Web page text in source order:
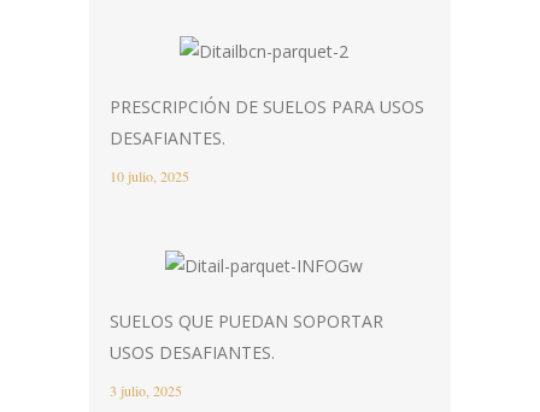
PRESCRIPCIÓN DE SUELOS PARA USOS
DESAFIANTES.
10 julio, 2025
SUELOS QUE PUEDAN SOPORTAR
USOS DESAFIANTES.
3 julio, 2025